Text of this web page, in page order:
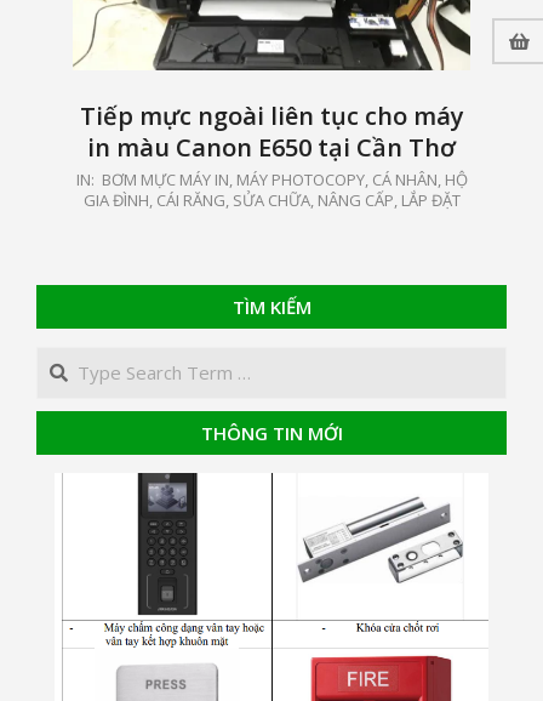
Tiếp mực ngoài liên tục cho máy
in màu Canon E650 tại Cần Thơ
2020-
07-
IN: BƠM MỰC MÁY IN, MÁY PHOTOCOPY, CÁ NHÂN, HỘ
GIA ĐÌNH, CÁI RĂNG, SỬA CHỮA, NÂNG CẤP, LẮP ĐẶT
TÌM KIẾM
Search
THÔNG TIN MỚI